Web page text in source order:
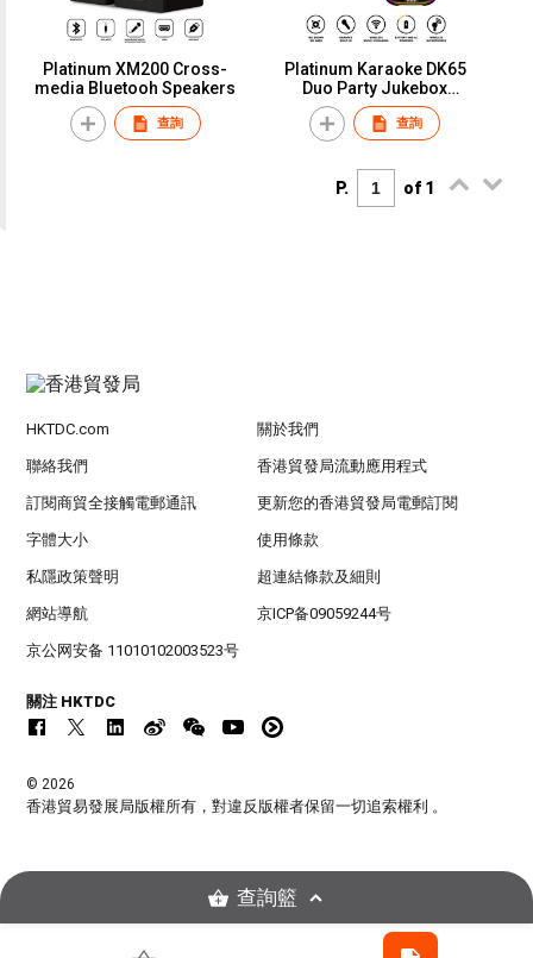
Platinum XM200 Cross-
media Bluetooh Speakers
查詢
Platinum Karaoke DK65
Duo Party Jukebox
Karaoke and Music
Bluetooh Speaker
查詢
P. of 1
HKTDC.com 關於我們
聯絡我們 香港貿發局流動應用程式
訂閱商貿全接觸電郵通訊 更新您的香港貿發局電郵訂閱
字體大小 使用條款
私隱政策聲明 超連結條款及細則
網站導航 京ICP备09059244号
京公网安备 11010102003523号
關注 HKTDC
© 2026
香港貿易發展局版權所有，對違反版權者保留一切追索權利 。
查詢籃